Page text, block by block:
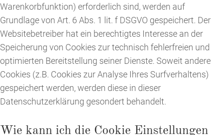
Warenkorbfunktion) erforderlich sind, werden auf
Grundlage von Art. 6 Abs. 1 lit. f DSGVO gespeichert. Der
Websitebetreiber hat ein berechtigtes Interesse an der
Speicherung von Cookies zur technisch fehlerfreien und
optimierten Bereitstellung seiner Dienste. Soweit andere
Cookies (z.B. Cookies zur Analyse Ihres Surfverhaltens)
gespeichert werden, werden diese in dieser
Datenschutzerklärung gesondert behandelt.
Wie kann ich die Cookie Einstellungen